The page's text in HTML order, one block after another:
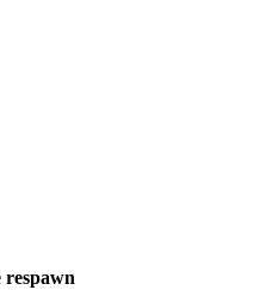
respawn